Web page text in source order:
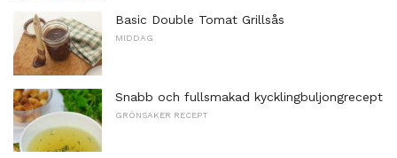
Basic Double Tomat Grillsås
MIDDAG
Snabb och fullsmakad kycklingbuljongrecept
GRÖNSAKER RECEPT